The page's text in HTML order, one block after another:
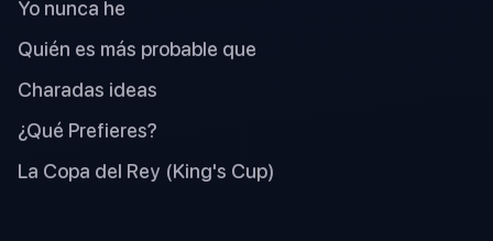
Yo nunca he
Quién es más probable que
Charadas ideas
¿Qué Prefieres?
La Copa del Rey (King's Cup)